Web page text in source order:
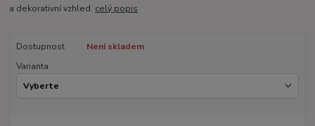
a dekorativní vzhled. celý popis
Dostupnost
Není skladem
Varianta